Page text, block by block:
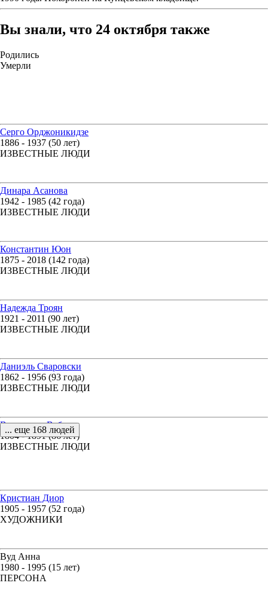
Вы знали, что 24 октября также
Родились
Умерли
Серго Орджоникидзе
1886 - 1937 (50 лет)
ИЗВЕСТНЫЕ ЛЮДИ
Динара Асанова
1942 - 1985 (42 года)
ИЗВЕСТНЫЕ ЛЮДИ
Константин Юон
1875 - 2018 (142 года)
ИЗВЕСТНЫЕ ЛЮДИ
Надежда Троян
1921 - 2011 (90 лет)
ИЗВЕСТНЫЕ ЛЮДИ
Даниэль Сваровски
1862 - 1956 (93 года)
ИЗВЕСТНЫЕ ЛЮДИ
Вильгельм Вебер
1804 - 1891 (86 лет)
ИЗВЕСТНЫЕ ЛЮДИ
... еще 168 людей
Кристиан Диор
1905 - 1957 (52 года)
ХУДОЖНИКИ
Вуд Анна
1980 - 1995 (15 лет)
ПЕРСОНА